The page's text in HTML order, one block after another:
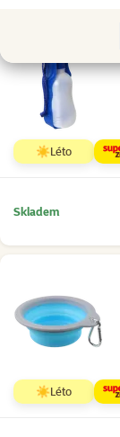
☀️Léto
Skladem
☀️Léto